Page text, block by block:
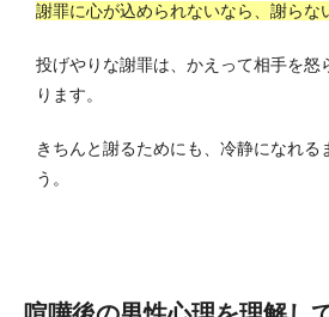
謝罪に心が込められないなら、謝らな
投げやりな謝罪は、かえって相手を怒
ります。
きちんと謝るためにも、冷静になれる
う。